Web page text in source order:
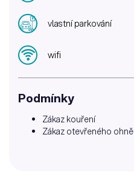
vlastní parkování
wifi
Podmínky
Zákaz kouření
Zákaz otevřeného ohně